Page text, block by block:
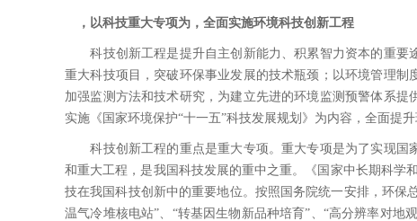
，以科技重大专项为，全面实施环境科技创新工程
科技创新工程是提升自主创新能力、积累智力资本的重要
重大科技项目，突破环保事业发展的技术瓶颈；以环境管理制
加强监测方法和技术研究，为建立先进的环境监测预警体系
实施《国家环境保护“十一五”科技发展规划》为内容，全面提升
科技创新工程的重点是重大专项。重大专项是为了实现国
和重大工程，是我国科技发展的重中之重。《国家中长期科学
技在我国科技创新中的重要地位。按照国务院统一安排，环保
温气冷堆核电站”、“转基因生物新品种培育”、“高分辨率对地